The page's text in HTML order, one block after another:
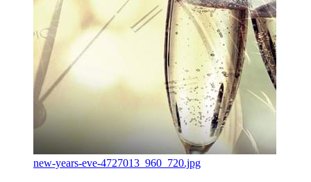
new-years-eve-4727013_960_720.jpg